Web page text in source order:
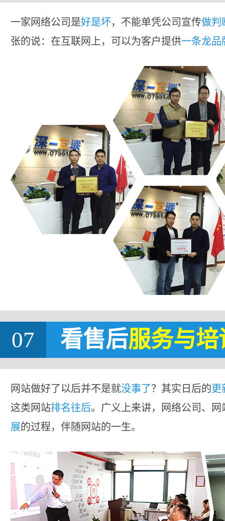
一家网络公司是好是坏，不能单凭公司宣传做判
张的说：在互联网上，可以为客户提供一条龙品
07 看售后服务与培
网站做好了以后并不是就没事了？其实日后的更
这类网站排名往后。广义上来讲，网络公司、
展的过程，伴随网站的一生。